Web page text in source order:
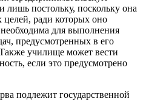
лишь постольку, поскольку она
целей, ради которых оно
для выполнения
предусмотренных в его
училище может вести
если это предусмотрено
подлежит государственной